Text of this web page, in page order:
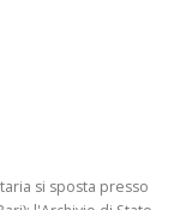
si sposta presso